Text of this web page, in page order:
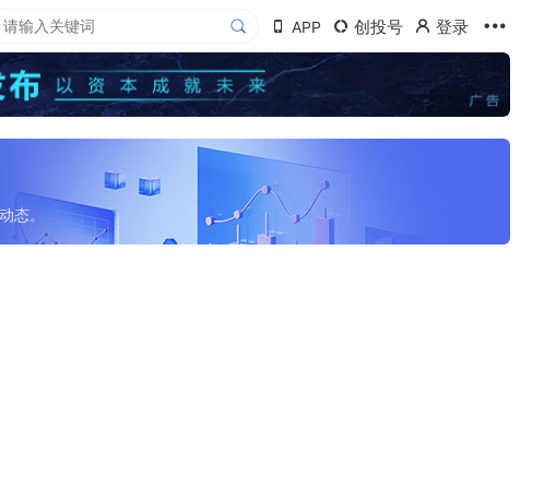
APP 创投号 登录
态。